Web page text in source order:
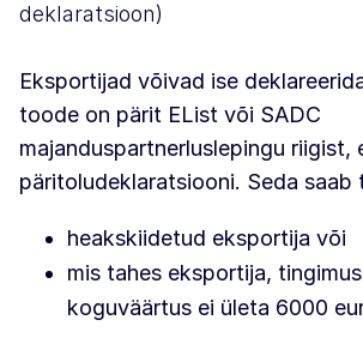
deklaratsioon)
Eksportijad võivad ise
toode on pärit EList või SADC
majanduspartnerluslepingu riigist,
päritoludeklaratsiooni. Seda saab
heakskiidetud eksportija või
mis tahes eksportija,
koguväärtus ei ületa 6000